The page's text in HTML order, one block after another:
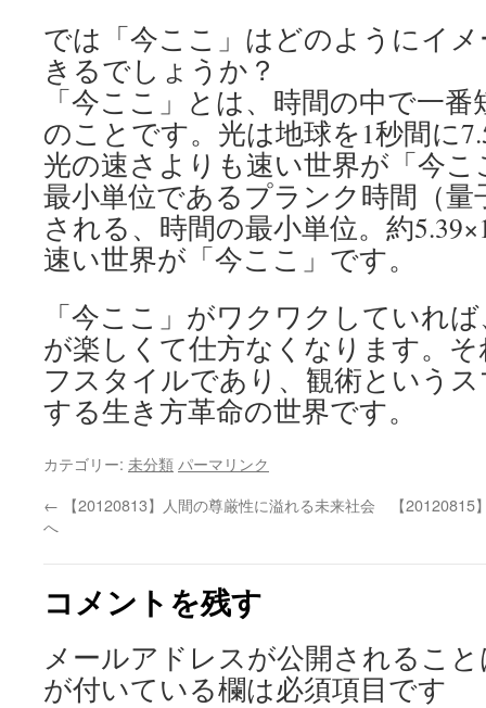
では「今ここ」はどのようにイ
きるでしょうか？
「今ここ」とは、時間の中で一
のことです。光は地球を1秒間に
光の速さよりも速い世界が「今
最小単位であるプランク時間（
される、時間の最小単位。約
速い世界が「今ここ」です。
「今ここ」がワクワクしていれ
が楽しくて仕方なくなります。
フスタイルであり、観術という
する生き方革命の世界です。
カテゴリー: 未分類 パーマリンク
← 【20120813】人間の尊厳性に溢れる未来社会
へ
【
コメントを残す
メールアドレスが公開されるこ
が付いている欄は必須項目です